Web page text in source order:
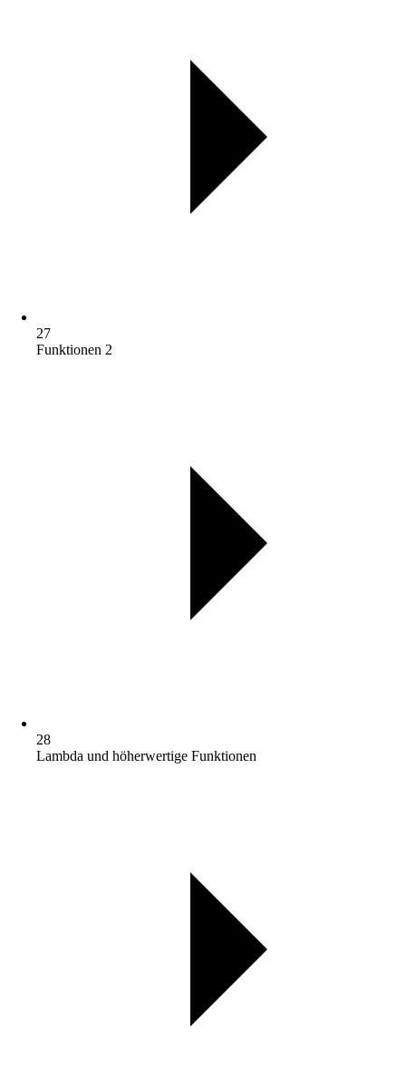
27
Funktionen 2
28
Lambda und höherwertige Funktionen